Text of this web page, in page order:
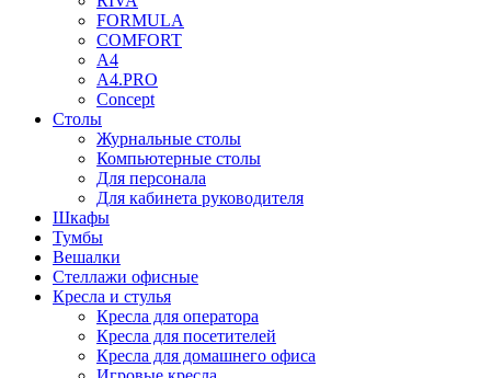
FORMULA
COMFORT
A4
A4.PRO
Concept
Столы
Журнальные столы
Компьютерные столы
Для персонала
Для кабинета руководителя
Шкафы
Тумбы
Вешалки
Стеллажи офисные
Кресла и стулья
Кресла для оператора
Кресла для посетителей
Кресла для домашнего офиса